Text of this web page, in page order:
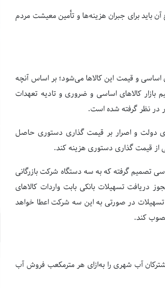
منابع آن باید برای جبران هزینه‌ها و تأمین معیشت مردم
و قیمت این کالاها می‌شود؛ بر اساس آنچه
بازار کالاهای اساسی و ضروری و تادیه تعهدات
دولت و اصرار بر قیمت گذاری دستوری حاصل
از قیمت گذاری دستوری هزینه کند.
تصمیم گرفته که به سه دستگاه شرکت بازرگانی
دریافت تسهیلات بانکی بابت واردات کالاهای
تسهیلات در صورتی به این سه شرکت اعطا خواهد
کند.
آب شهری را به‌ازای هر مترمکعب فروش آب